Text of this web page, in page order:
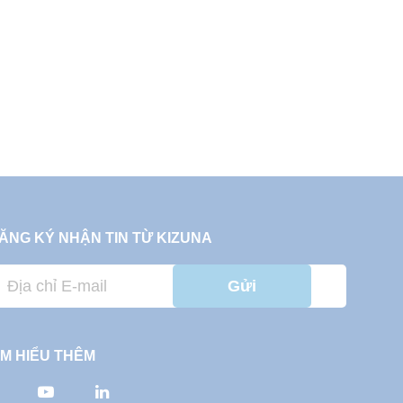
KÝ NHẬN TIN TỪ KIZUNA
Gửi
HIỂU THÊM